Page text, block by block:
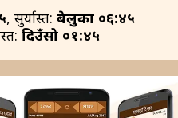
, सुर्यास्त:बेलुका ०६:४५
दिउँसो ०१:४५